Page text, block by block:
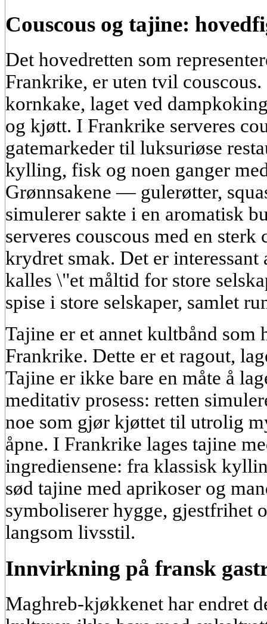
Couscous og tajine:
Det hovedretten som
Frankrike, er uten tvil
kornkake, laget ved
og kjøtt. I Frankrike serveres
gatemarkeder til luksuriøse
kylling, fisk og noen ganger
Grønnsakene — gulerøtter,
simulerer sakte i en aromatisk
serveres couscous med en
krydret smak. Det er
kalles \"et måltid for store
spise i store selskaper, samlet
Tajine er et annet kultbånd
Frankrike. Dette er et ragout,
Tajine er ikke bare en måte å
meditativ prosess: retten
noe som gjør kjøttet til utrolig
åpne. I Frankrike lages tajine
ingrediensene: fra klassisk
sød tajine med aprikoser og
symboliserer hygge, gjestfrihet
langsom livsstil.
Innvirkning på fransk
Maghreb-kjøkkenet har endret